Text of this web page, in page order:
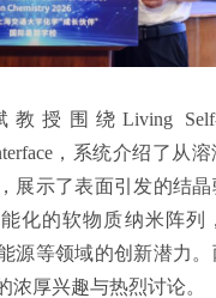
授围绕Living Self-
，系统介绍了从
展示了表面引发的结
化的软物质纳米阵列
源等领域的创新潜力。
浓厚兴趣与热烈讨论。